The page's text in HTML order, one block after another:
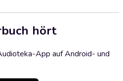
hört
App auf Android- und